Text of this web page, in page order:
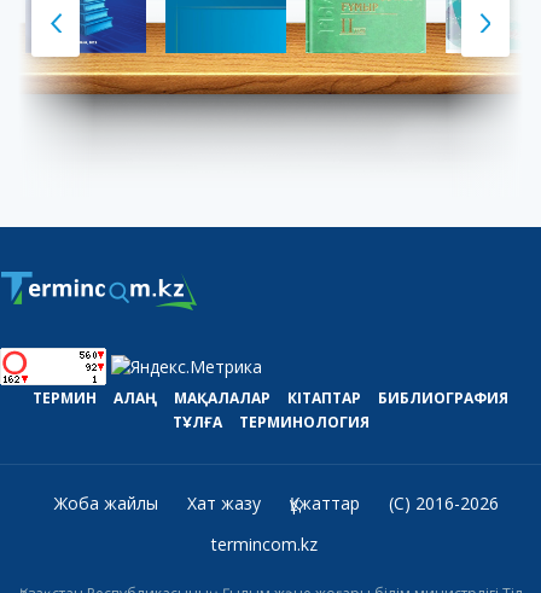
ТЕРМИН АЛАҢ МАҚАЛАЛАР КІТАПТАР
БИБЛИОГРАФИЯ
ТҰЛҒА
ТЕРМИНОЛОГИЯ
Жоба жайлы Хат жазу Құжаттар
(C) 2016-2026
termincom.kz